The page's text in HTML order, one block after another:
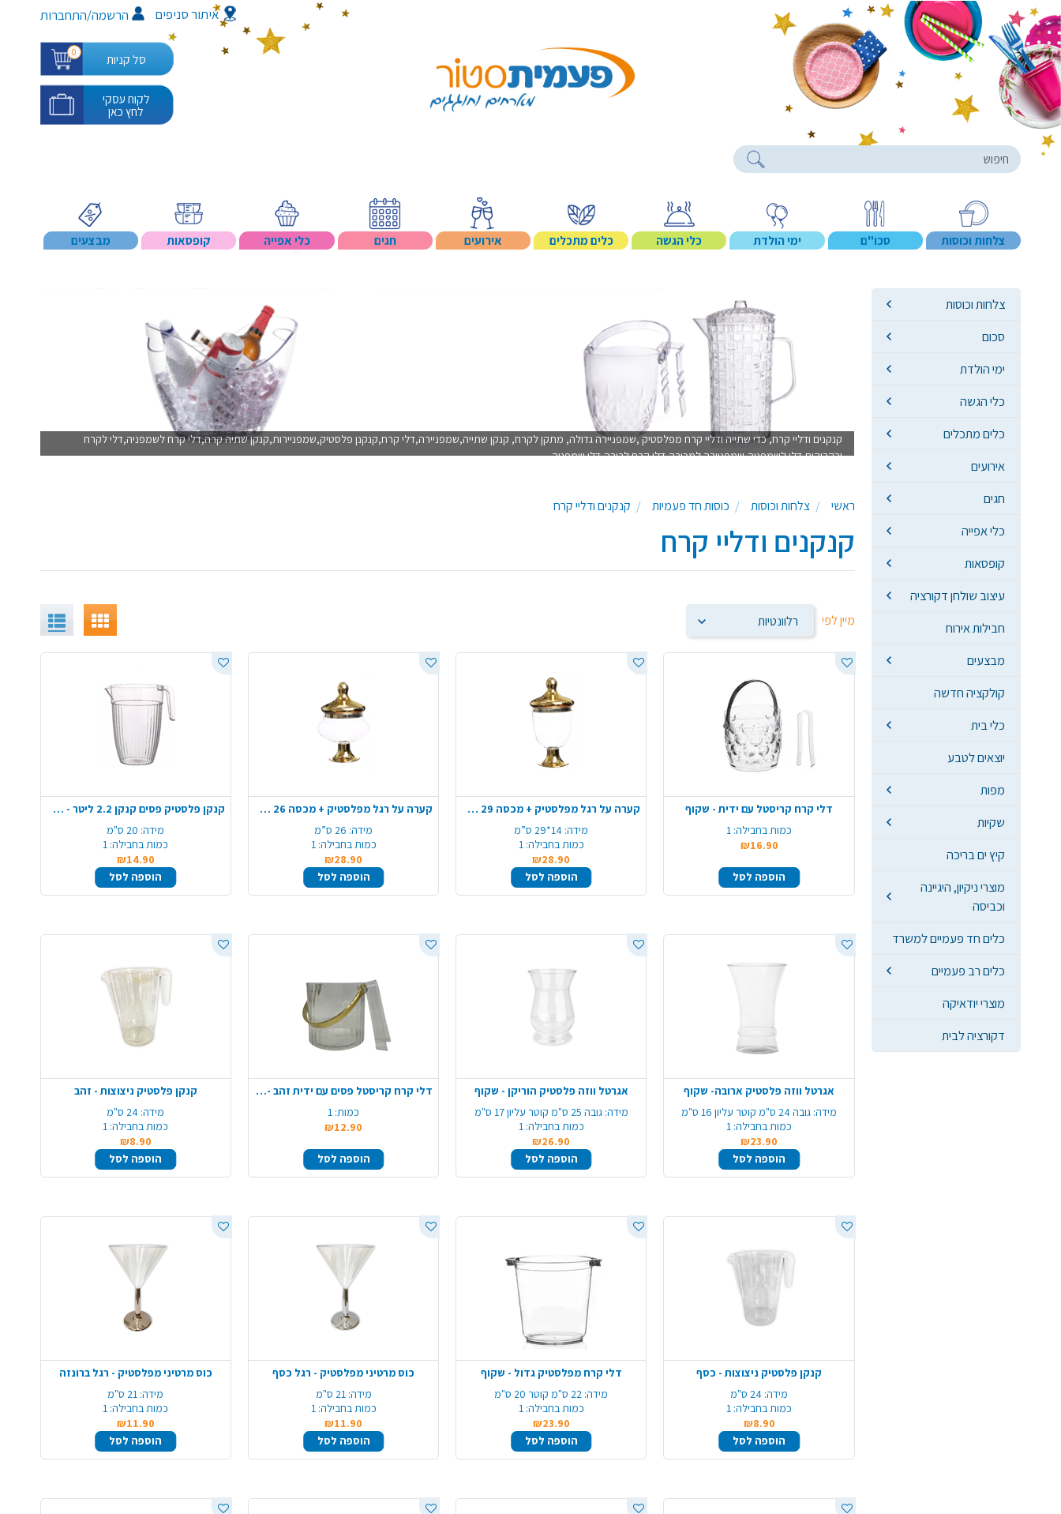
איתור סניפים הרשמה/התחברות
סל קניות 0
לקוח עסקי
לחץ כאן
Search products
צלחות וכוסות סכו"ם ימי הולדת כלי הגשה כלים מתכלים אירועים חגים כלי אפייה קופסאות מבצעים
צלחות וכוסות
סכום
ימי הולדת
כלי הגשה
כלים מתכלים
אירועים
חגים
כלי אפייה
קופסאות
עיצוב שולחן דקורציה
חבילות אירוח
מבצעים
קולקציה חדשה
כלי בית
יוצאים לטבע
מפות
שקיות
קיץ ים בריכה
מוצרי ניקיון, היגיינה
וכביסה
כלים חד פעמיים למשרד
כלים רב פעמיים
מוצרי יודאיקה
דקורציה לבית
קנקנים ודליי קרח, כדי שתייה ודליי קרח מפלסטיק ,שמפניירה גדולה, מתקן לקרח, קנקן שתייה,שמפניירה,דלי קרח,קנקנן פלסטיק,שמפניירות,קנקן שתיה קרה,דלי קרח לשמפניה,דלי לקרח
ובקבוקים,דלי לשמפניה,שמפניירה למכירה,דלי קרח לבירה,דלי שמפניה
ראשי צלחות וכוסות כוסות חד פעמיות קנקנים ודליי קרח
קנקנים ודליי קרח
מיין לפי
דלי קרח קריסטל עם ידית - שקוף
כמות בחבילה: 1
₪16.90
הוספה לסל
קערה על רגל מפלסטיק + מכסה 29 ס"מ - שקוף רגל זהב
מידה: 14*29 ס”מ
כמות בחבילה: 1
₪28.90
הוספה לסל
קערה על רגל מפלסטיק + מכסה 26 ס"מ - שקוף רגל זהב
מידה: 26 ס”מ
כמות בחבילה: 1
₪28.90
הוספה לסל
קנקן פלסטיק פסים קנקן 2.2 ליטר - שקוף
מידה: 20 ס"מ
כמות בחבילה: 1
₪14.90
הוספה לסל
אגרטל ווזה פלסטיק ארובה- שקוף
מידה: גובה 24 ס"מ קוטר עליון 16 ס"מ
כמות בחבילה: 1
₪23.90
הוספה לסל
אגרטל ווזה פלסטיק הוריקן - שקוף
מידה: גובה 25 ס"מ קוטר עליון 17 ס"מ
כמות בחבילה: 1
₪26.90
הוספה לסל
דלי קרח קריסטל פסים עם ידית זהב - שקוף
כמות: 1
₪12.90
הוספה לסל
קנקן פלסטיק ניצוצות - זהב
מידה: 24 ס"מ
כמות בחבילה: 1
₪8.90
הוספה לסל
קנקן פלסטיק ניצוצות - כסף
מידה: 24 ס"מ
כמות בחבילה: 1
₪8.90
הוספה לסל
דלי קרח מפלסטיק גדול - שקוף
מידה: 22 ס"מ קוטר 20 ס"מ
כמות בחבילה: 1
₪23.90
הוספה לסל
כוס מרטיני מפלסטיק - רגל כסף
מידה: 21 ס"מ
כמות בחבילה: 1
₪11.90
הוספה לסל
כוס מרטיני מפלסטיק - רגל ברונזה
מידה: 21 ס"מ
כמות בחבילה: 1
₪11.90
הוספה לסל